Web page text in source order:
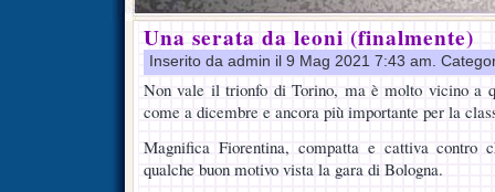
Una serata da leoni (finalmente)
Inserito da admin il 9 Mag 2021 7:43 am.
Non vale il trionfo di Torino, ma è molto vicino a
come a dicembre e ancora più importante per la
Magnifica Fiorentina, compatta e cattiva contro
qualche buon motivo vista la gara di Bologna.